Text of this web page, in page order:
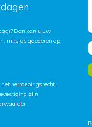
Dan kan u uw
mits de goederen op
herroepingsrecht
zijn
.